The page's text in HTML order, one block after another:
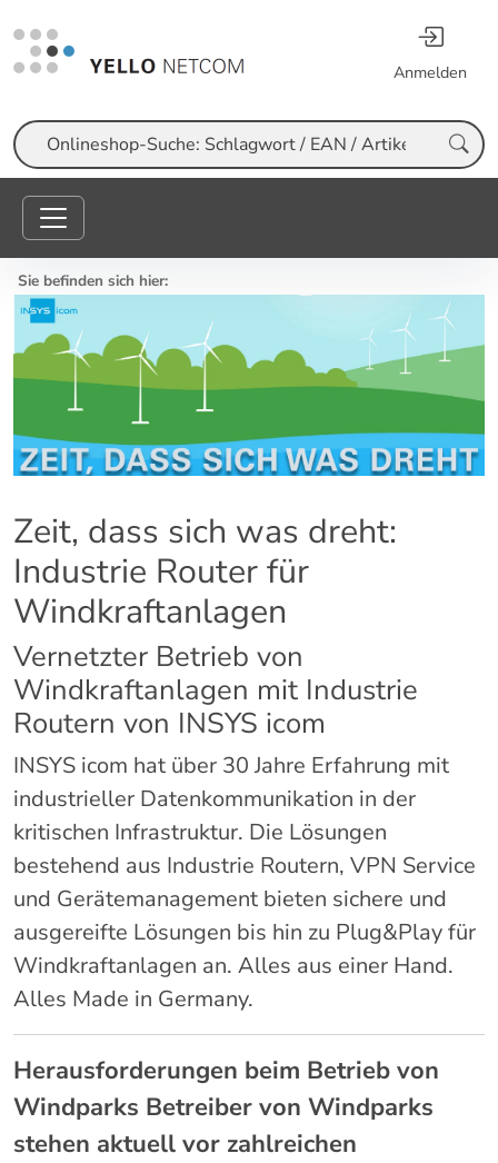
Anmelden
Suche
Sie befinden sich hier:
Zeit, dass sich was dreht:
Industrie Router für
Windkraftanlagen
Vernetzter Betrieb von
Windkraftanlagen mit Industrie
Routern von INSYS icom
INSYS icom hat über 30 Jahre Erfahrung mit
industrieller Datenkommunikation in der
kritischen Infrastruktur. Die Lösungen
bestehend aus Industrie Routern, VPN Service
und Gerätemanagement bieten sichere und
ausgereifte Lösungen bis hin zu Plug&Play für
Windkraftanlagen an. Alles aus einer Hand.
Alles Made in Germany.
Herausforderungen beim Betrieb von
Windparks Betreiber von Windparks
stehen aktuell vor zahlreichen